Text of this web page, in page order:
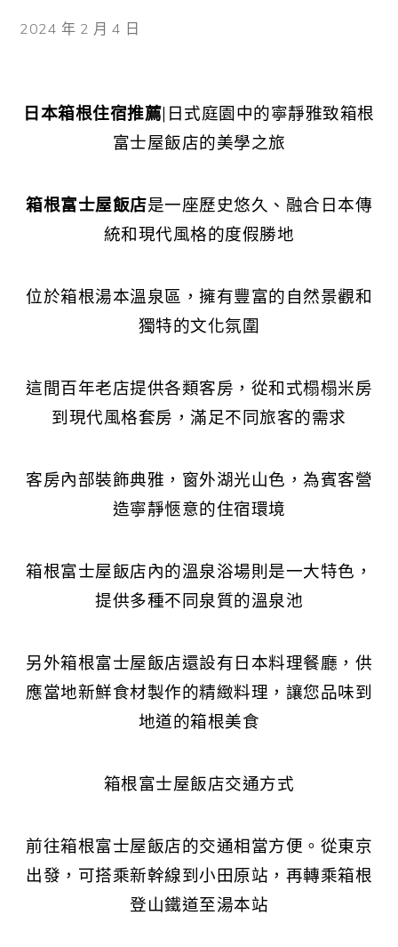
2024 年 2 月 4 日
日本箱根住宿推薦|日式庭園中的寧靜雅致箱根
富士屋飯店的美學之旅
箱根富士屋飯店是一座歷史悠久、融合日本傳
統和現代風格的度假勝地
位於箱根湯本溫泉區，擁有豐富的自然景觀和
獨特的文化氛圍
這間百年老店提供各類客房，從和式榻榻米房
到現代風格套房，滿足不同旅客的需求
客房內部裝飾典雅，窗外湖光山色，為賓客營
造寧靜愜意的住宿環境
箱根富士屋飯店內的溫泉浴場則是一大特色，
提供多種不同泉質的溫泉池
另外箱根富士屋飯店還設有日本料理餐廳，供
應當地新鮮食材製作的精緻料理，讓您品味到
地道的箱根美食
箱根富士屋飯店交通方式
前往箱根富士屋飯店的交通相當方便。從東京
出發，可搭乘新幹線到小田原站，再轉乘箱根
登山鐵道至湯本站